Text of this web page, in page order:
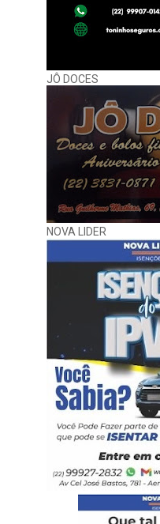
JÔ DOCES
NOVA LIDER